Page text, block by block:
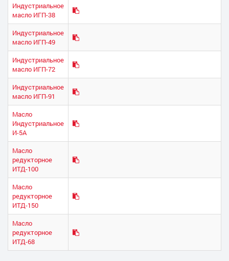
Индустриальное
масло ИГП-38
Индустриальное
масло ИГП-49
Индустриальное
масло ИГП-72
Индустриальное
масло ИГП-91
Масло
Индустриальное
И-5А
Масло
редукторное
ИТД-100
Масло
редукторное
ИТД-150
Масло
редукторное
ИТД-68